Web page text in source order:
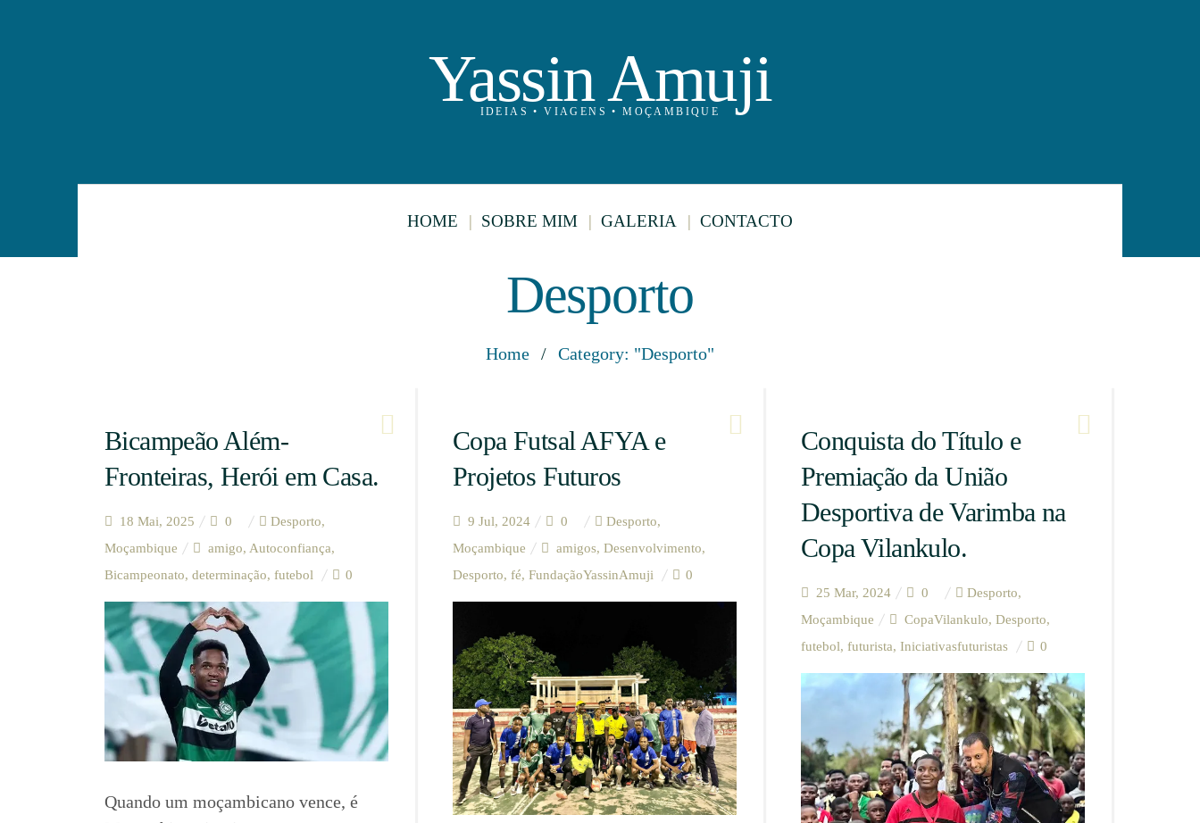
Yassin Amuji
IDEIAS • VIAGENS • MOÇAMBIQUE
HOME SOBRE MIM GALERIA CONTACTO
Desporto
Home / Category: "Desporto"
Bicampeão Além-
Fronteiras, Herói em Casa.
18 Mai, 2025 0 Desporto,
Moçambique
amigo, Autoconfiança,
Bicampeonato, determinação, futebol 0
Quando um moçambicano vence, é
Copa Futsal AFYA e
Projetos Futuros
9 Jul, 2024 0 Desporto,
Moçambique
amigos, Desenvolvimento,
Desporto, fé, FundaçãoYassinAmuji 0
Conquista do Título e
Premiação da União
Desportiva de Varimba na
Copa Vilankulo.
25 Mar, 2024 0 Desporto,
Moçambique
CopaVilankulo, Desporto,
futebol, futurista, Iniciativasfuturistas 0